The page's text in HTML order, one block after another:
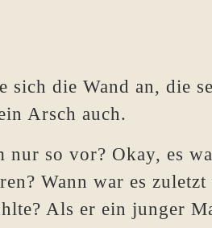
die Wand an, die
Arsch auch.
so vor? Okay, es
Wann war es
Als er ein junger